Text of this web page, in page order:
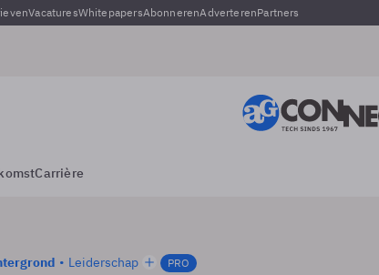
VacaturesWhitepapersAbonnerenAdverterenPartners
Carrière
Leiderschap PRO